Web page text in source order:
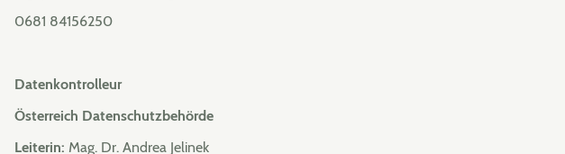
0681 84156250
Datenkontrolleur
Österreich Datenschutzbehörde
Leiterin: Mag. Dr. Andrea Jelinek